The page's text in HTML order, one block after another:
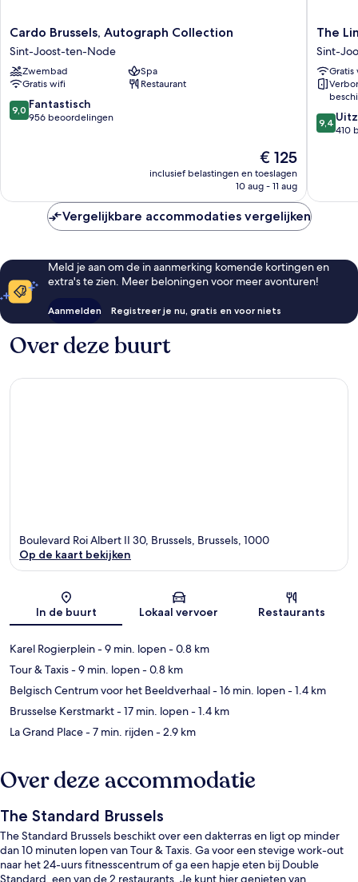
Cardo
Brussels,
Autograph
Collection
Sint-
Joost-
ten-
Cardo Brussels, Autograph Collection
Sint-Joost-ten-Node
Zwembad
Spa
Gratis wifi
Restaurant
9.0
van
9,0 Fantastisch
956 beoordelingen
De
prijs
is
€ 125
inclusief belastingen en toeslagen
10 aug - 11 aug
The
Liman
Hotel
Sint-
Joost-
ten-
Node
The
Sint-
Gratis
9.4
van
9,4
410
Vergelijkbare accommodaties vergelijken
Meld je aan om de in aanmerking komende kortingen en
extra's te zien. Meer beloningen voor meer avonturen!
Aanmelden Registreer je nu, gratis en voor niets
Over deze buurt
Kaart
Boulevard Roi Albert II 30, Brussels, Brussels, 1000
Op de kaart bekijken
In de buurt Lokaal vervoer Restaurants
Karel Rogierplein- 9 min. lopen- 0.8 km
Tour & Taxis- 9 min. lopen- 0.8 km
Belgisch Centrum voor het Beeldverhaal- 16 min. lopen- 1.4 km
Brusselse Kerstmarkt- 17 min. lopen- 1.4 km
La Grand Place- 7 min. rijden- 2.9 km
Over deze accommodatie
The Standard Brussels
The Standard Brussels beschikt over een dakterras en ligt op minder
dan 10 minuten lopen van Tour & Taxis. Ga voor een stevige work-out
naar het 24-uurs fitnesscentrum of ga een hapje eten bij Double
Standard, een van de 2 restaurants. Je kunt hier genieten van